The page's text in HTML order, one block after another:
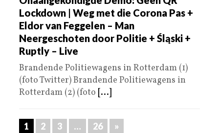
Lockdown | Weg met die Corona Pas +
Eldor van Feggelen – Man
Neergeschoten door Politie + Śląski +
Ruptly – Live
Brandende Politiewagens in Rotterdam (1)
(foto Twitter) Brandende Politiewagens in
Rotterdam (2) (foto [...]
1 2 3 … 26 »